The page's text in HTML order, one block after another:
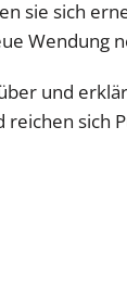
sie sich
Wendung
und
sich